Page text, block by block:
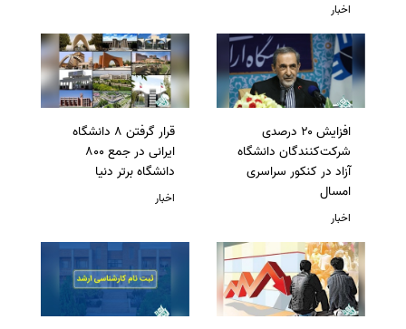
اخبار
افزایش ۲۰ درصدی
شرکت‌کنندگان دانشگاه
آزاد در کنکور سراسری
امسال
اخبار
قرار گرفتن 8 دانشگاه
ایرانی در جمع 800
دانشگاه برتر دنیا
اخبار